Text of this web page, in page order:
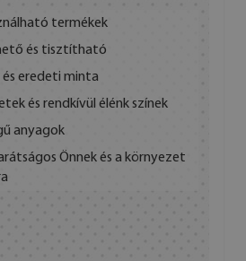
termékek
és tisztítható
eredeti minta
és rendkívül élénk színek
anyagok
Önnek és a környezet